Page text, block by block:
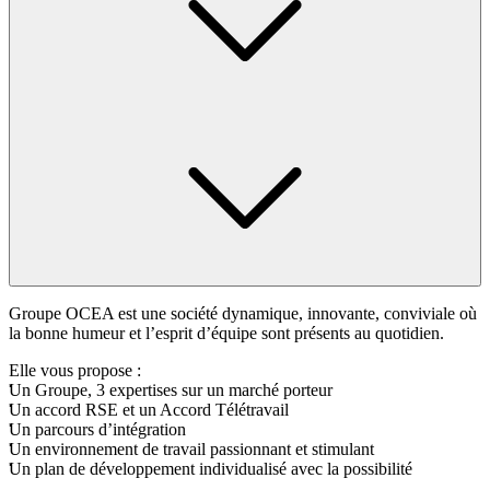
Groupe OCEA est une société dynamique, innovante, conviviale où
la bonne humeur et l’esprit d’équipe sont présents au quotidien.
Elle vous propose :
Un Groupe, 3 expertises sur un marché porteur
Un accord RSE et un Accord Télétravail
Un parcours d’intégration
Un environnement de travail passionnant et stimulant
Un plan de développement individualisé avec la possibilité